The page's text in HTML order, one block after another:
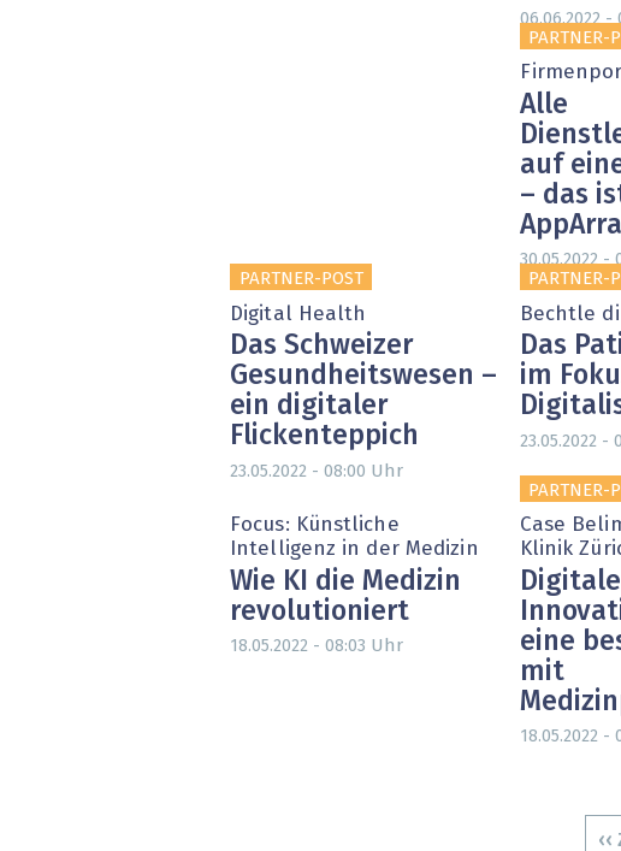
06.06.2022 -
PARTNER-
Alle
auf
– das
30.05.2022 -
PARTNER-POST
Digital Health
Das Schweizer
Gesundheitswesen –
ein digitaler
Flickenteppich
23.05.2022 - 08:00 Uhr
PARTNER-
Bechtle
Das
im
23.05.2022 -
Focus: Künstliche
Intelligenz in der Medizin
Wie KI die Medizin
revolutioniert
18.05.2022 - 08:03 Uhr
PARTNER-
Case
Klinik
Digitale
eine
mit
18.05.2022 -
‹‹